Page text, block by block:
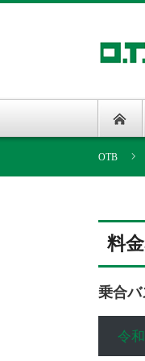
料
乗合
令